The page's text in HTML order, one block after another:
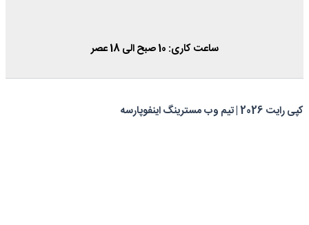
ساعت کاری: 10 صبح الی 18 عصر
کپی رایت 2026 | تیم وب مسترینگ اینفوپارسه